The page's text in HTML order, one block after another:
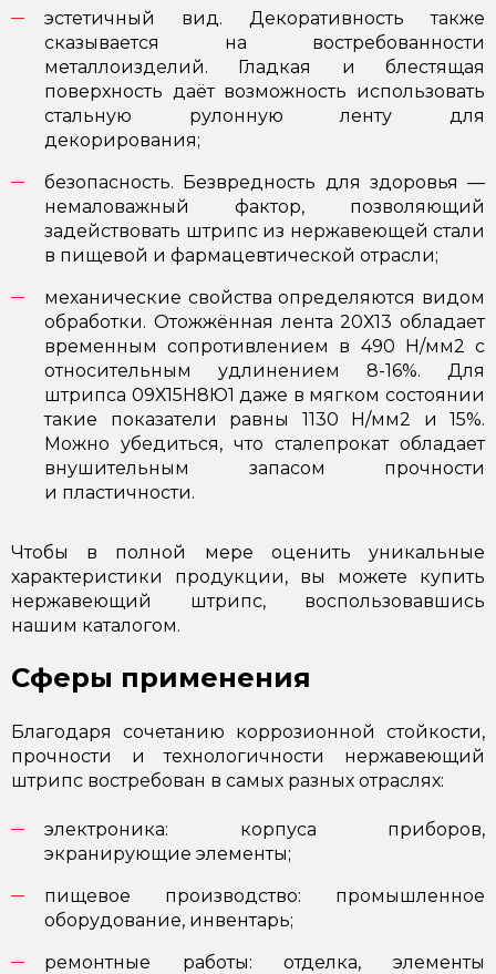
эстетичный вид. Декоративность также
сказывается на востребованности
металлоизделий. Гладкая и блестящая
поверхность даёт возможность использовать
стальную рулонную ленту для
декорирования;
безопасность. Безвредность для здоровья —
немаловажный фактор, позволяющий
задействовать штрипс из нержавеющей стали
в пищевой и фармацевтической отрасли;
механические свойства определяются видом
обработки. Отожжённая лента 20Х13 обладает
временным сопротивлением в 490 Н/мм2 с
относительным удлинением 8-16%. Для
штрипса 09Х15Н8Ю1 даже в мягком состоянии
такие показатели равны 1130 Н/мм2 и 15%.
Можно убедиться, что сталепрокат обладает
внушительным запасом прочности
и пластичности.
Чтобы в полной мере оценить уникальные
характеристики продукции, вы можете купить
нержавеющий штрипс, воспользовавшись
нашим каталогом.
Сферы применения
Благодаря сочетанию коррозионной стойкости,
прочности и технологичности нержавеющий
штрипс востребован в самых разных отраслях:
электроника: корпуса приборов,
экранирующие элементы;
пищевое производство: промышленное
оборудование, инвентарь;
ремонтные работы: отделка, элементы